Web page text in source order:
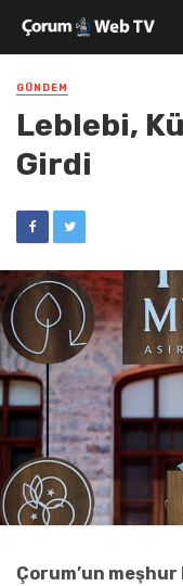
GÜNDEM
Leblebi,
Girdi
Çorum’un